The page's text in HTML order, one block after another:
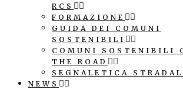
RCS
FORMAZIONE
GUIDA DEI COMUNI
SOSTENIBILI
COMUNI SOSTENIBILI
THE ROAD
SEGNALETICA
NEWS